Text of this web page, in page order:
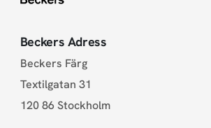
Beckers Adress
Beckers Färg
Textilgatan 31
120 86 Stockholm